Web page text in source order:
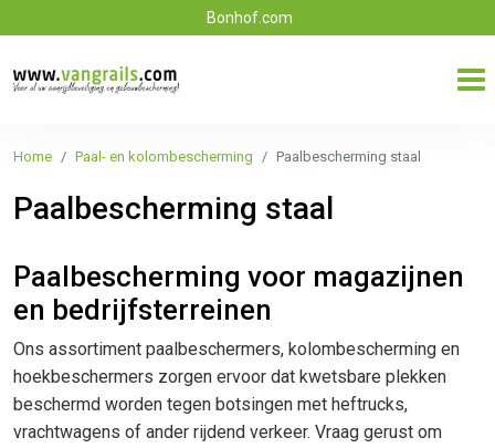
Bonhof.com
Home Paal- en kolombescherming Paalbescherming staal
Paalbescherming staal
Paalbescherming voor magazijnen
en bedrijfsterreinen
Ons assortiment paalbeschermers, kolombescherming en
hoekbeschermers zorgen ervoor dat kwetsbare plekken
beschermd worden tegen botsingen met heftrucks,
vrachtwagens of ander rijdend verkeer. Vraag gerust om